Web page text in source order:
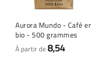
Aurora Mundo - Café
bio - 500 grammes
À partir de 8,54